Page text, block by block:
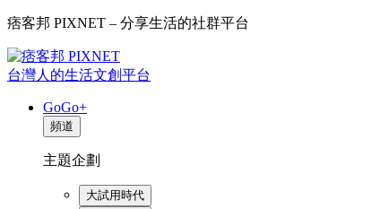
痞客邦 PIXNET – 分享生活的社群平台
台灣人的生活文創平台
GoGo+
頻道
主題企劃
大試用時代